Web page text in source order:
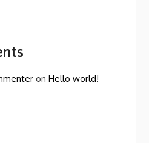
onHello world!